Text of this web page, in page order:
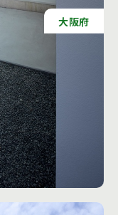
大阪府
と。 私たち
、まだ見えていな
も信じています。
むきに、 時には常
が変わっても、こ
れ続ける、生きた
の詳細を見る